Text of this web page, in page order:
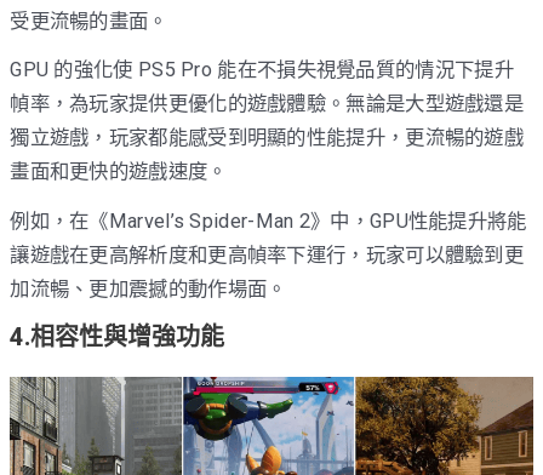
受更流暢的畫面。
GPU 的強化使 PS5 Pro 能在不損失視覺品質的情況下提升
幀率，為玩家提供更優化的遊戲體驗。無論是大型遊戲還是
獨立遊戲，玩家都能感受到明顯的性能提升，更流暢的遊戲
畫面和更快的遊戲速度。
例如，在《Marvel’s Spider-Man 2》中，GPU性能提升將能
讓遊戲在更高解析度和更高幀率下運行，玩家可以體驗到更
加流暢、更加震撼的動作場面。
4.相容性與增強功能